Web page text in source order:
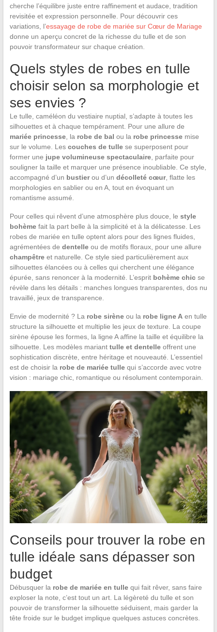
cherche l’équilibre juste entre raffinement et audace, tradition
revisitée et expression personnelle. Pour découvrir ces
variations, l’essayage de robe de mariée sur Cœur de Mariage
donne un aperçu concret de la richesse du tulle et de son
pouvoir transformateur sur chaque création.
Quels styles de robes en tulle
choisir selon sa morphologie et
ses envies ?
Le tulle, caméléon du vestiaire nuptial, s’adapte à toutes les
silhouettes et à chaque tempérament. Pour une allure de
mariée princesse, la robe de bal ou la robe princessemise
sur le volume. Les couches de tullese superposent pour
former une jupe volumineuse spectaculaire, parfaite pour
souligner la taille et marquer une présence inoubliable. Ce style,
accompagné d’un bustierou d’un décolleté cœur, flatte les
morphologies en sablier ou en A, tout en évoquant un
romantisme assumé.
Pour celles qui rêvent d’une atmosphère plus douce, le style
bohèmefait la part belle à la simplicité et à la délicatesse. Les
robes de mariée en tulle optent alors pour des lignes fluides,
agrémentées de dentelleou de motifs floraux, pour une allure
champêtreet naturelle. Ce style sied particulièrement aux
silhouettes élancées ou à celles qui cherchent une élégance
épurée, sans renoncer à la modernité. L’esprit bohème chicse
révèle dans les détails : manches longues transparentes, dos nu
travaillé, jeux de transparence.
Envie de modernité ? La robe sirèneou la robe ligne Aen tulle
structure la silhouette et multiplie les jeux de texture. La coupe
sirène épouse les formes, la ligne A affine la taille et équilibre la
silhouette. Les modèles mariant tulle et dentelleoffrent une
sophistication discrète, entre héritage et nouveauté. L’essentiel
est de choisir la robe de mariée tullequi s’accorde avec votre
vision : mariage chic, romantique ou résolument contemporain.
Conseils pour trouver la robe en
tulle idéale sans dépasser son
budget
Débusquer la robe de mariée en tullequi fait rêver, sans faire
exploser la note, c’est tout un art. La légèreté du tulle et son
pouvoir de transformer la silhouette séduisent, mais garder la
tête froide sur le budget implique quelques astuces concrètes.